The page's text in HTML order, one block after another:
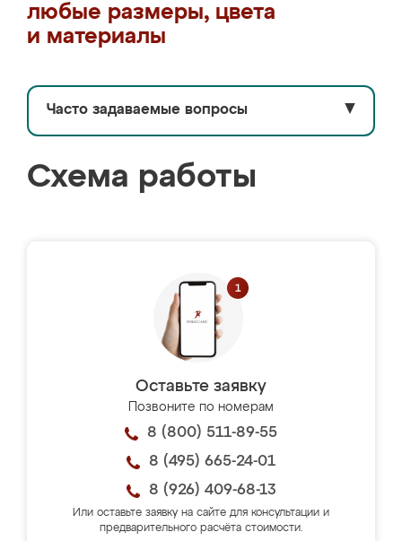
любые размеры, цвета
и материалы
Часто задаваемые вопросы ▼
Схема работы
Оставьте заявку
Позвоните по номерам
8 (800) 511-89-55
8 (495) 665-24-01
8 (926) 409-68-13
Или оставьте заявку на сайте для консультации и
предварительного расчёта стоимости.